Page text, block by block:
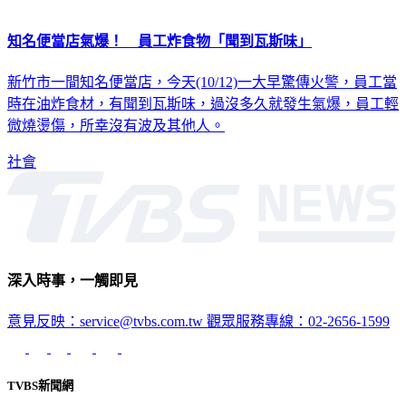
知名便當店氣爆！ 員工炸食物「聞到瓦斯味」
新竹市一間知名便當店，今天(10/12)一大早驚傳火警，員工當
時在油炸食材，有聞到瓦斯味，過沒多久就發生氣爆，員工輕
微燒燙傷，所幸沒有波及其他人。
社會
深入時事，一觸即見
意見反映：service@tvbs.com.tw 觀眾服務專線：02-2656-1599
TVBS新聞網